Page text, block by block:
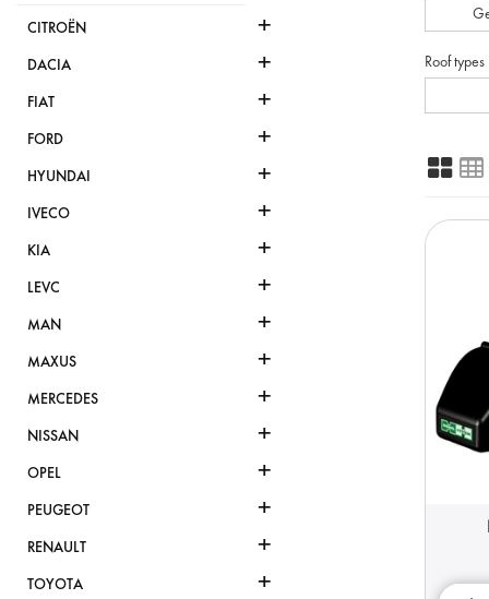
CITROËN +
DACIA +
FIAT +
FORD +
HYUNDAI +
IVECO +
KIA +
LEVC +
MAN +
MAXUS +
MERCEDES +
NISSAN +
OPEL +
PEUGEOT +
RENAULT +
TOYOTA +
Roof types